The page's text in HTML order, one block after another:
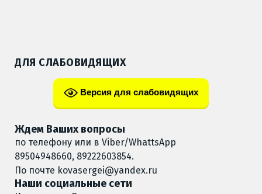
ДЛЯ СЛАБОВИДЯЩИХ
Версия для слабовидящих
Ждем Ваших вопросы
по телефону или в Viber/WhattsApp
89504948660, 89222603854.
По почте kovasergei@yandex.ru
Наши социальные сети